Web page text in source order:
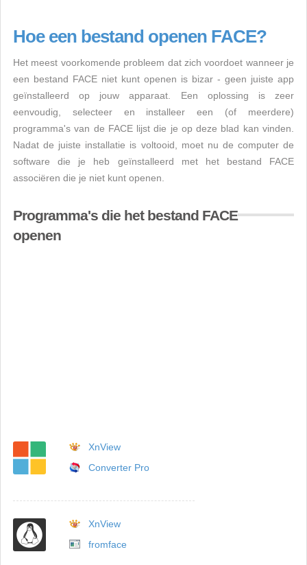
Hoe een bestand openen FACE?
Het meest voorkomende probleem dat zich voordoet wanneer je
een bestand FACE niet kunt openen is bizar - geen juiste app
geïnstalleerd op jouw apparaat. Een oplossing is zeer
eenvoudig, selecteer en installeer een (of meerdere)
programma's van de FACE lijst die je op deze blad kan vinden.
Nadat de juiste installatie is voltooid, moet nu de computer de
software die je heb geïnstalleerd met het bestand FACE
associëren die je niet kunt openen.
Programma's die het bestand FACE
openen
XnView
Converter Pro
XnView
fromface